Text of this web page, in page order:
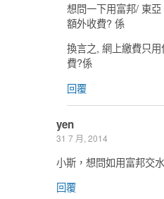
想問一下用富邦/ 東
額外收費? 係
換言之, 網上繳費只
費?係
回覆
yen
31 7 月, 2014
小斯，想問如用富邦交
回覆